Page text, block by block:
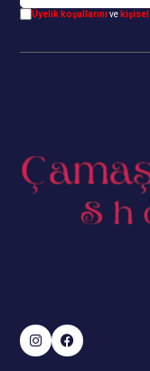
Üyelik koşullarınıve